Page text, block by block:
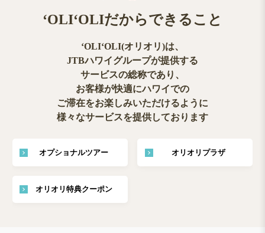
ʻOLIʻOLIだからできること
ʻOLIʻOLI(オリオリ)は、
JTBハワイグループが提供する
サービスの総称であり、
お客様が快適にハワイでの
ご滞在をお楽しみいただけるように
様々なサービスを提供しております
オプショナルツアー オリオリプラザ
オリオリ特典クーポン